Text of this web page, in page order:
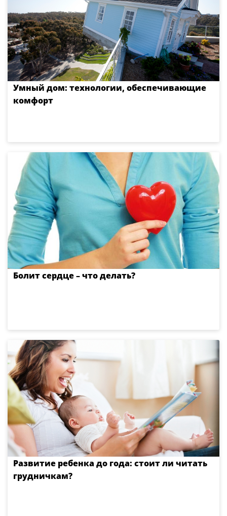
Умный дом: технологии, обеспечивающие
комфорт
Болит сердце – что делать?
Развитие ребенка до года: стоит ли читать
грудничкам?